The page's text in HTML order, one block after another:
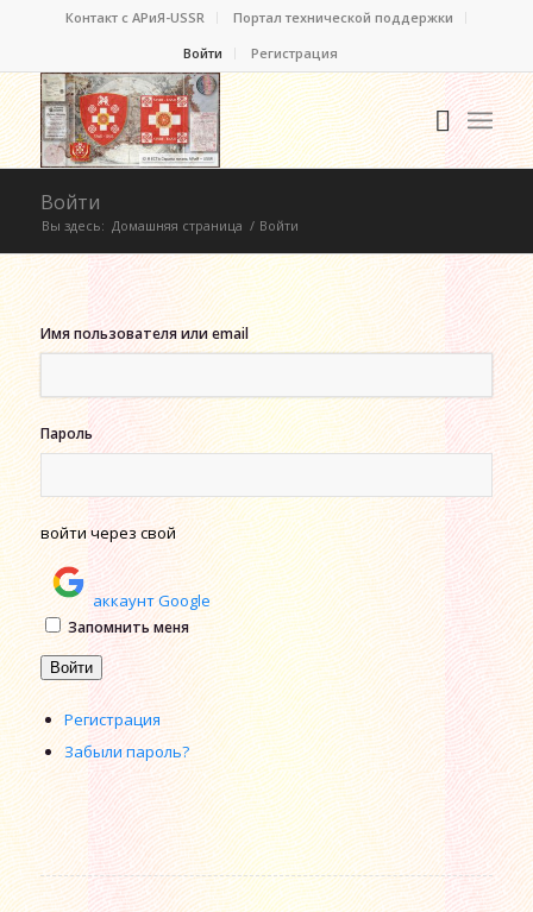
Контакт c АРиЯ-USSR
Портал технической поддержки
Войти
Регистрация
Войти
Вы здесь: Домашняя страница / Войти
Имя пользователя или email
Пароль
войти через свой
аккаунт Google
Alternative:
Запомнить меня
Войти
Регистрация
Забыли пароль?